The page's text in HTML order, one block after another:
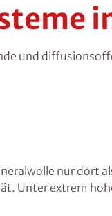
und
nur dort
Unter extrem